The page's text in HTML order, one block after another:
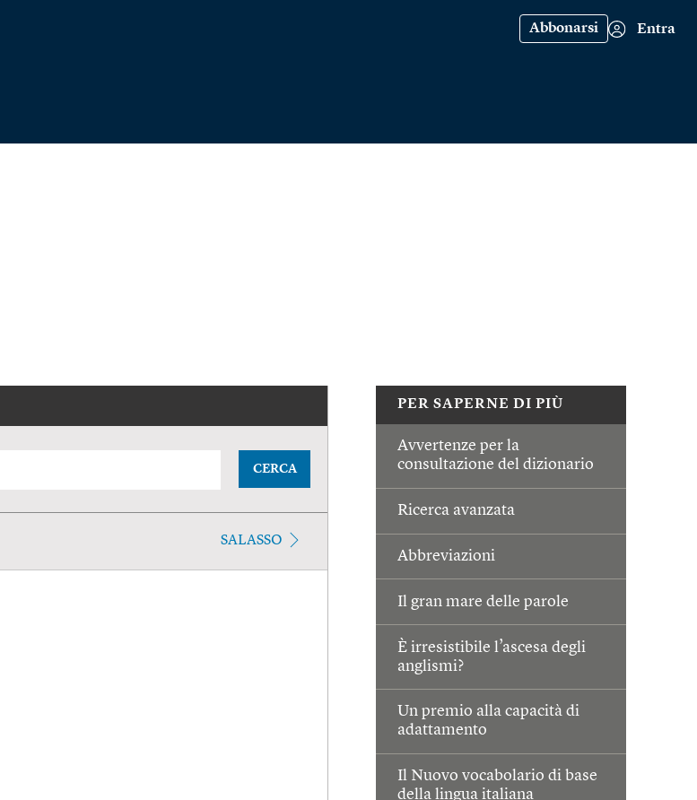
Abbonarsi Entra
PER SAPERNE DI PIÙ
Avvertenze per la
consultazione del dizionario
Ricerca avanzata
Abbreviazioni
Il gran mare delle parole
È irresistibile l’ascesa degli
anglismi?
Un premio alla capacità di
adattamento
Il Nuovo vocabolario di base
della lingua italiana
CERCA
SALASSO